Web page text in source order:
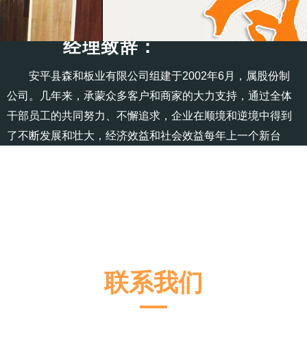
经理致辞：
安平县森和板业有限公司组建于2002年6月，属股份制
公司。几年来，承蒙众多客户和商家的大力支持，通过全体
干部员工的共同努力、不懈追求，企业在顺境和逆境中得到
了不断发展和壮大，经济效益和社会效益每年上一个新台
联系我们